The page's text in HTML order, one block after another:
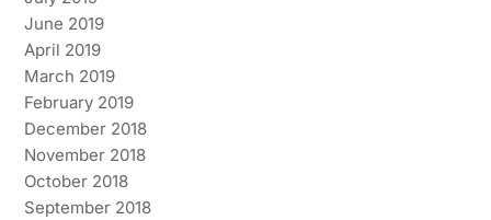
June 2019
April 2019
March 2019
February 2019
December 2018
November 2018
October 2018
September 2018